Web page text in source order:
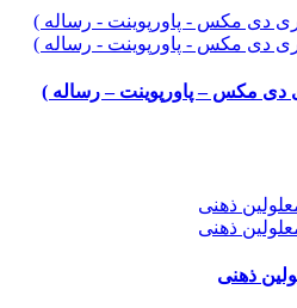
دی مکس – پاورپوینت – رساله )
ذهنی